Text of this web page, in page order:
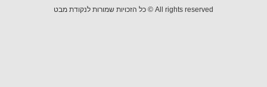
All rights reserved © כל הזכויות שמורות לנקודת מבט